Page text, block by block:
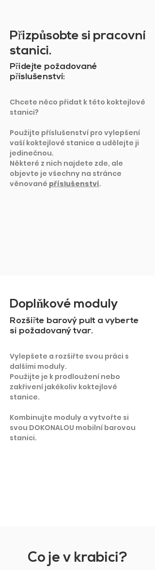
Přizpůsobte si pracovní
stanici.
Přidejte požadované
příslušenství:
Chcete něco přidat k této koktejlové
stanici?
Použijte příslušenství pro vylepšení
vaší koktejlové stanice a udělejte ji
jedinečnou.
Některé z nich najdete zde, ale
objevte je všechny na stránce
věnované příslušenství.
Doplňkové moduly
Rozšiřte barový pult a vyberte
si požadovaný tvar.
Vylepšete a rozšiřte svou práci s
dalšími moduly.
Použijte je k prodloužení nebo
zakřivení jakékoliv koktejlové
stanice.
Kombinujte moduly a vytvořte si
svou DOKONALOU mobilní barovou
stanici.
Co je v krabici?